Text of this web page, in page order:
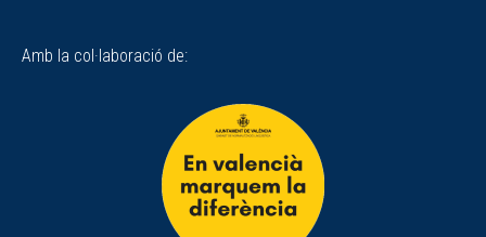
Amb la col·laboració de: